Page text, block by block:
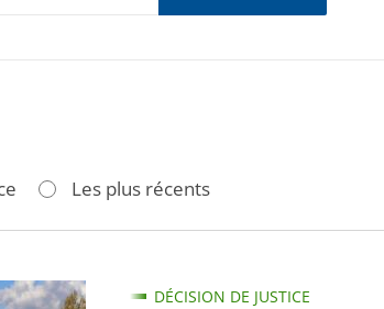
Les plus récents
DÉCISION DE JUSTICE